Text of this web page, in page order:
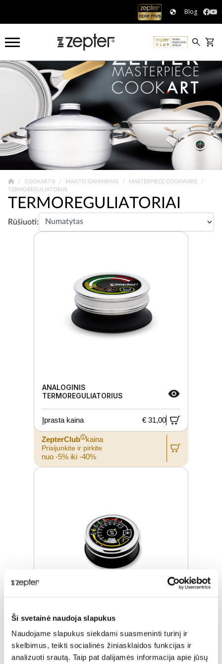
Ši svetainė naudoja slapukus
Naudojame slapukus siekdami suasmeninti turinį ir
skelbimus, teikti socialinės žiniasklaidos funkcijas ir
analizuoti srautą. Taip pat dalijamės informacija apie jūsų
Blog
COOKART® MAISTO GAMINIMAS
MASTERPIECE COOKWARE
TERMOREGULIATORIAI
TERMOREGULIATORIAI
Rūšiuoti:
ANALOGINIS
TERMOREGULIATORIUS
Įprasta kaina € 31,00
ZepterClubⓘkaina
Prisijunkite ir pirkite
nuo -5% iki -40%
TEMPERATŪROS REGULIATORIUS
Įprasta kaina € 63,00